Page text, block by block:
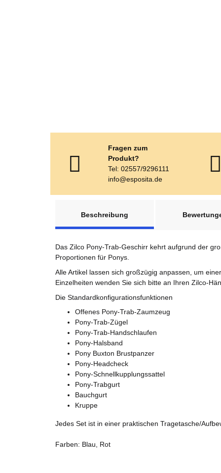
Fragen zum
Produkt?
Tel: 02557/9296111
info@esposita.de
Beschreibung
Das Zilco Pony-Trab-Geschirr kehrt aufgrund der
Proportionen für Ponys.
Alle Artikel lassen sich großzügig anpassen, um
Einzelheiten wenden Sie sich bitte an Ihren Zilco-
Die Standardkonfigurationsfunktionen
Offenes Pony-Trab-Zaumzeug
Pony-Trab-Zügel
Pony-Trab-Handschlaufen
Pony-Halsband
Pony Buxton Brustpanzer
Pony-Headcheck
Pony-Schnellkupplungssattel
Pony-Trabgurt
Bauchgurt
Kruppe
Jedes Set ist in einer praktischen Tragetasche/
Farben: Blau, Rot